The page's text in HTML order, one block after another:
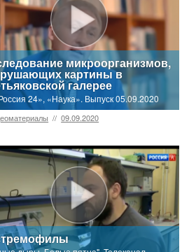
микроорганизмов,
картины в
галерее
24», «Наука». Выпуск 05.09.2020
// 09.09.2020